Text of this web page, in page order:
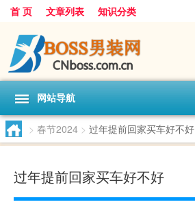
首 页 文章列表 知识分类
网站导航
> 春节2024 > 过年提前回家买车好不好
过年提前回家买车好不好